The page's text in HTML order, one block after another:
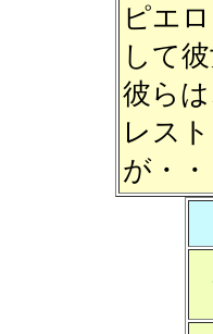
ピエ
して
彼ら
レス
が・・